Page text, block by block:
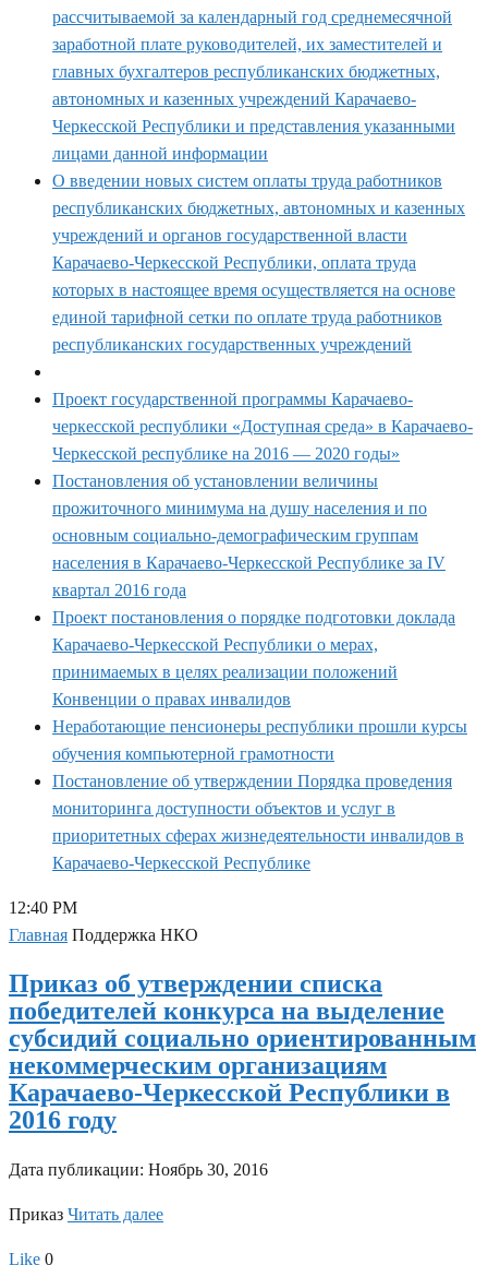
рассчитываемой за календарный год среднемесячной
заработной плате руководителей, их заместителей и
главных бухгалтеров республиканских бюджетных,
автономных и казенных учреждений Карачаево-
Черкесской Республики и представления указанными
лицами данной информации
О введении новых систем оплаты труда работников
республиканских бюджетных, автономных и казенных
учреждений и органов государственной власти
Карачаево-Черкесской Республики, оплата труда
которых в настоящее время осуществляется на основе
единой тарифной сетки по оплате труда работников
республиканских государственных учреждений
Проект государственной программы Карачаево-
черкесской республики «Доступная среда» в Карачаево-
Черкесской республике на 2016 — 2020 годы»
Постановления об установлении величины
прожиточного минимума на душу населения и по
основным социально-демографическим группам
населения в Карачаево-Черкесской Республике за IV
квартал 2016 года
Проект постановления о порядке подготовки доклада
Карачаево-Черкесской Республики о мерах,
принимаемых в целях реализации положений
Конвенции о правах инвалидов
Неработающие пенсионеры республики прошли курсы
обучения компьютерной грамотности
Постановление об утверждении Порядка проведения
мониторинга доступности объектов и услуг в
приоритетных сферах жизнедеятельности инвалидов в
Карачаево-Черкесской Республике
12:40 PM
Главная Поддержка НКО
Приказ об утверждении списка
победителей конкурса на выделение
субсидий социально ориентированным
некоммерческим организациям
Карачаево-Черкесской Республики в
2016 году
Дата публикации: Ноябрь 30, 2016
Приказ Читать далее
Like 0